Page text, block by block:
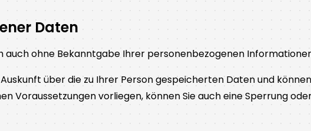
Daten
ohne Bekanntgabe Ihrer personenbezogenen
über die zu Ihrer Person gespeicherten Daten und
Voraussetzungen vorliegen, können Sie auch eine Sperrung